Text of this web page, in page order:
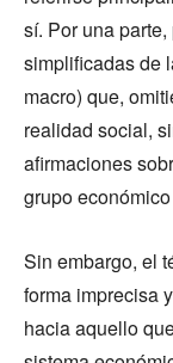
sí. Por una
simplificadas de
macro) que,
realidad social,
afirmaciones
grupo
Sin embargo, el
forma imprecisa
hacia aquello